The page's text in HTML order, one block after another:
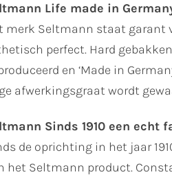
Life made in
merk Seltmann staat garant
perfect. Hard
en ‘Made in
afwerkingsgraat wordt
Sinds 1910 een echt
de oprichting in het jaar
het Seltmann product.